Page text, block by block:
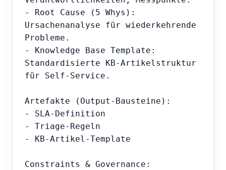
- Root Cause (5 Whys):
Ursachenanalyse für wiederkehrende
Probleme.
- Knowledge Base Template:
Standardisierte KB-Artikelstruktur
für Self-Service.
Artefakte (Output-Bausteine):
- SLA-Definition
- Triage-Regeln
- KB-Artikel-Template
Constraints & Governance: